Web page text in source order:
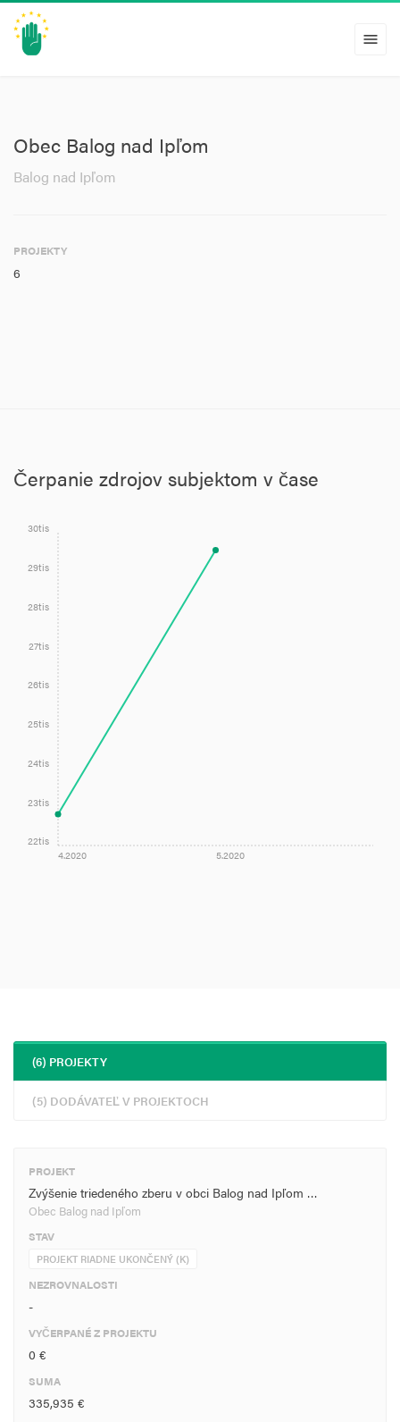
menu
Obec Balog nad Ipľom
Balog nad Ipľom
PROJEKTY
6
Čerpanie zdrojov subjektom v čase
4.2020 5.2020
22tis
23tis
24tis
25tis
26tis
27tis
28tis
29tis
30tis
(6) PROJEKTY
(5) DODÁVATEĽ V PROJEKTOCH
PROJEKT
Zvýšenie triedeného zberu v obci Balog nad Ipľom …
Obec Balog nad Ipľom
STAV
PROJEKT RIADNE UKONČENÝ (K)
NEZROVNALOSTI
-
VYČERPANÉ Z PROJEKTU
0 €
SUMA
335,935 €